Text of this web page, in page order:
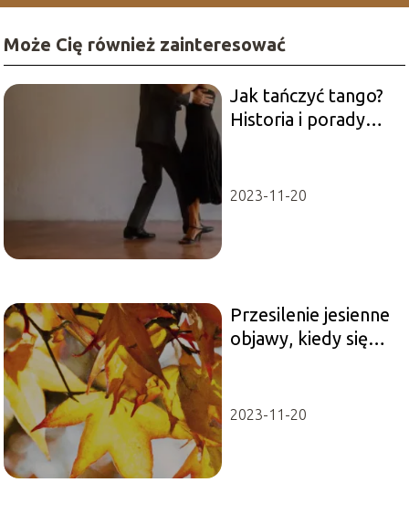
Może Cię również zainteresować
Jak tańczyć tango?
Historia i porady
2023-11-20
Przesilenie jesienne
objawy, kiedy się
2023-11-20